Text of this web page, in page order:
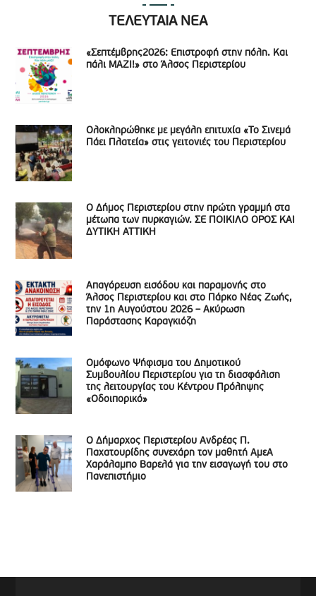
ΤΕΛΕΥΤΑΙΑ ΝΕΑ
«Σεπτέμβρης2026: Επιστροφή στην πόλη. Και
πάλι ΜΑΖΙ!» στο Άλσος Περιστερίου
Ολοκληρώθηκε με μεγάλη επιτυχία «Το Σινεμά
Πάει Πλατεία» στις γειτονιές του Περιστερίου
Ο Δήμος Περιστερίου στην πρώτη γραμμή στα
μέτωπα των πυρκαγιών. ΣΕ ΠΟΙΚΙΛΟ ΟΡΟΣ ΚΑΙ
ΔΥΤΙΚΗ ΑΤΤΙΚΗ
Απαγόρευση εισόδου και παραμονής στο
Άλσος Περιστερίου και στο Πάρκο Νέας Ζωής,
την 1η Αυγούστου 2026 – Ακύρωση
Παράστασης Καραγκιόζη
Ομόφωνο Ψήφισμα του Δημοτικού
Συμβουλίου Περιστερίου για τη διασφάλιση
της λειτουργίας του Κέντρου Πρόληψης
«Οδοιπορικό»
Ο Δήμαρχος Περιστερίου Ανδρέας Π.
Παχατουρίδης συνεχάρη τον μαθητή ΑμεΑ
Χαράλαμπο Βαρελά για την εισαγωγή του στο
Πανεπιστήμιο